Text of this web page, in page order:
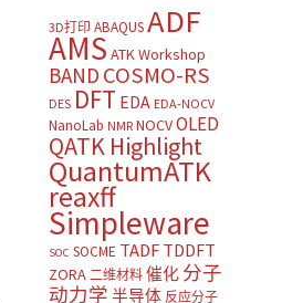
3D打印 ABAQUSADF
AMS ATK Workshop
BAND COSMO-RS
DES DFT EDA EDA-NOCV
NanoLab NMR NOCVOLED
QATK Highlight
QuantumATK
reaxff
Simpleware
SOC SOCME TADF TDDFT
ZORA 二维材料 催化 分子
动力学 半导体 反应分子